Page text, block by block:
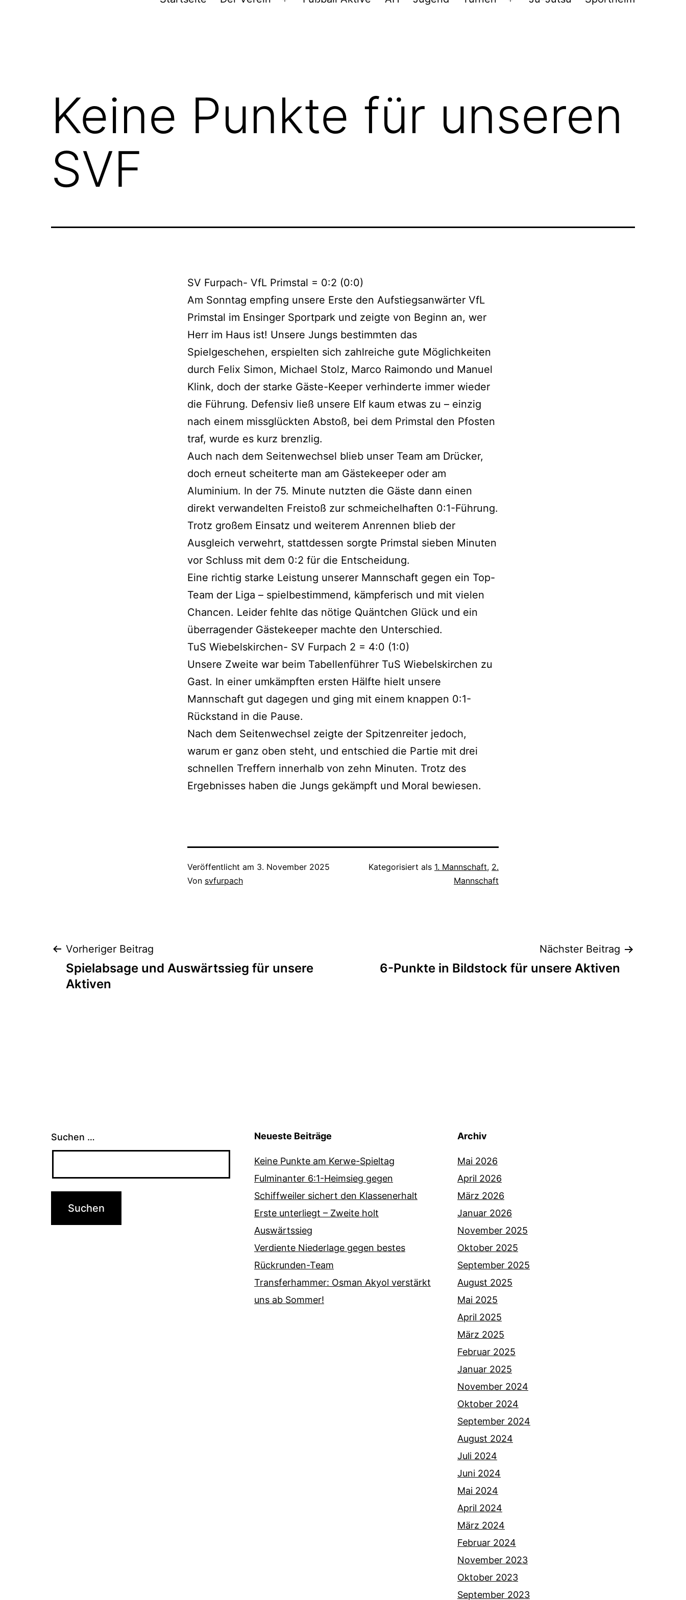
Menü
Menü
Keine Punkte für unseren
SVF
SV Furpach- VfL Primstal = 0:2 (0:0)
Am Sonntag empfing unsere Erste den Aufstiegsanwärter VfL
Primstal im Ensinger Sportpark und zeigte von Beginn an, wer
Herr im Haus ist! Unsere Jungs bestimmten das
Spielgeschehen, erspielten sich zahlreiche gute Möglichkeiten
durch Felix Simon, Michael Stolz, Marco Raimondo und Manuel
Klink, doch der starke Gäste-Keeper verhinderte immer wieder
die Führung. Defensiv ließ unsere Elf kaum etwas zu – einzig
nach einem missglückten Abstoß, bei dem Primstal den Pfosten
traf, wurde es kurz brenzlig.
Auch nach dem Seitenwechsel blieb unser Team am Drücker,
doch erneut scheiterte man am Gästekeeper oder am
Aluminium. In der 75. Minute nutzten die Gäste dann einen
direkt verwandelten Freistoß zur schmeichelhaften 0:1-Führung.
Trotz großem Einsatz und weiterem Anrennen blieb der
Ausgleich verwehrt, stattdessen sorgte Primstal sieben Minuten
vor Schluss mit dem 0:2 für die Entscheidung.
Eine richtig starke Leistung unserer Mannschaft gegen ein Top-
Team der Liga – spielbestimmend, kämpferisch und mit vielen
Chancen. Leider fehlte das nötige Quäntchen Glück und ein
überragender Gästekeeper machte den Unterschied.
TuS Wiebelskirchen- SV Furpach 2 = 4:0 (1:0)
Unsere Zweite war beim Tabellenführer TuS Wiebelskirchen zu
Gast. In einer umkämpften ersten Hälfte hielt unsere
Mannschaft gut dagegen und ging mit einem knappen 0:1-
Rückstand in die Pause.
Nach dem Seitenwechsel zeigte der Spitzenreiter jedoch,
warum er ganz oben steht, und entschied die Partie mit drei
schnellen Treffern innerhalb von zehn Minuten. Trotz des
Ergebnisses haben die Jungs gekämpft und Moral bewiesen.
Veröffentlicht am 3. November 2025
Von svfurpach
Kategorisiert als 1. Mannschaft, 2.
Mannschaft
Beitragsnavigation
Vorheriger Beitrag
Spielabsage und Auswärtssieg für unsere
Aktiven
Nächster Beitrag
6-Punkte in Bildstock für unsere Aktiven
Suchen … Neueste Beiträge
Keine Punkte am Kerwe-Spieltag
Fulminanter 6:1-Heimsieg gegen
Schiffweiler sichert den Klassenerhalt
Erste unterliegt – Zweite holt
Auswärtssieg
Verdiente Niederlage gegen bestes
Rückrunden-Team
Transferhammer: Osman Akyol verstärkt
uns ab Sommer!
Archiv
Mai 2026
April 2026
März 2026
Januar 2026
November 2025
Oktober 2025
September 2025
August 2025
Mai 2025
April 2025
März 2025
Februar 2025
Januar 2025
November 2024
Oktober 2024
September 2024
August 2024
Juli 2024
Juni 2024
Mai 2024
April 2024
März 2024
Februar 2024
November 2023
Oktober 2023
September 2023